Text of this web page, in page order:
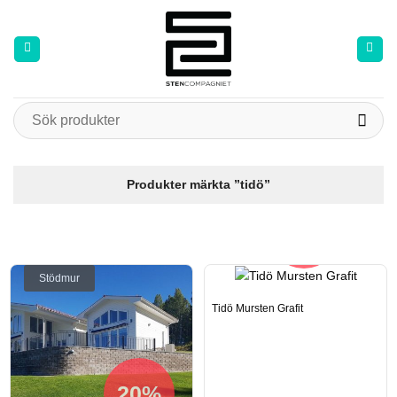
content
Sök
efter:
Produkter märkta ”tidö”
Stödmur
Tidö Mursten Grafit